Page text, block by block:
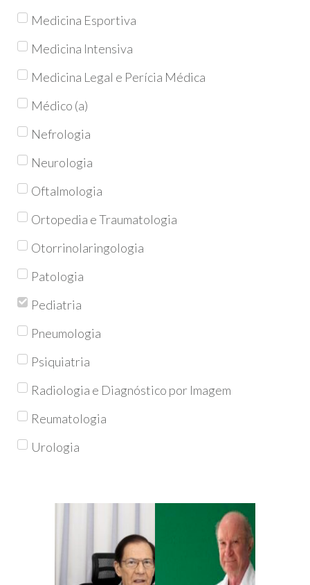
Medicina Esportiva
Medicina Intensiva
Medicina Legal e Perícia Médica
Médico (a)
Nefrologia
Neurologia
Oftalmologia
Ortopedia e Traumatologia
Otorrinolaringologia
Patologia
Pediatria
Pneumologia
Psiquiatria
Radiologia e Diagnóstico por Imagem
Reumatologia
Urologia